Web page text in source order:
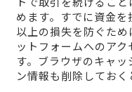
めます。すでに資金
以上の損失を防ぐた
ットフォームへのア
す。ブラウザのキャ
ン情報も削除しておく